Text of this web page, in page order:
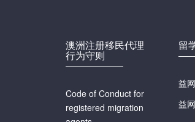
澳洲注册移民代理
行为守则
Code of Conduct for
registered migration
留
益
益